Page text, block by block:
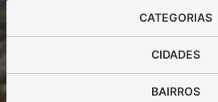
CATEGORIAS
CIDADES
BAIRROS